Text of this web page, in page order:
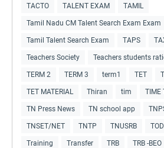
TACTO TALENT EXAM TAMIL
Tamil Nadu CM Talent Search Exam Exam
Tamil Talent Search Exam TAPS
Teachers Society Teachers students
TERM 2 TERM 3 term1 TET
TET MATERIAL Thiran tim TIME
TN Press News TN school app
TNSET/NET TNTP TNUSRB
Training Transfer TRB TRB -BEO